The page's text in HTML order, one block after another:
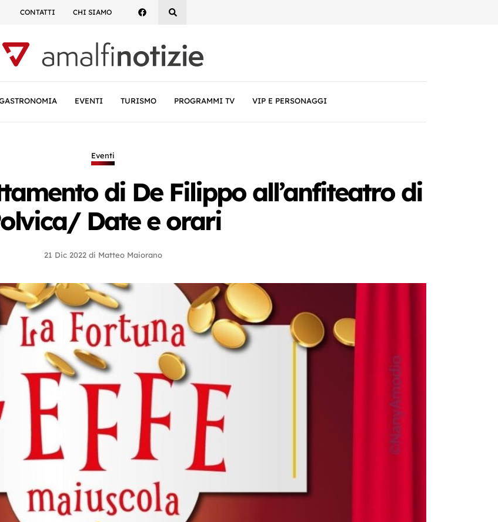
CONTATTI CHI SIAMO
EVENTI TURISMO PROGRAMMI TV VIP E PERSONAGGI
Eventi
di De Filippo all’anfiteatro di
Date e orari
21 Dic 2022 di Matteo Maiorano